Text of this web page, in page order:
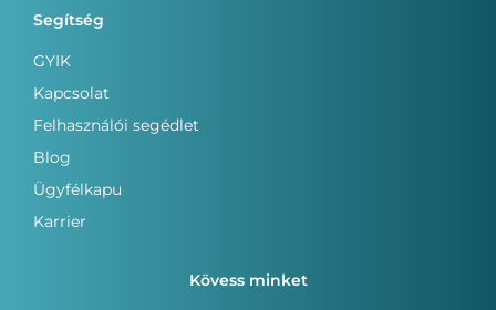
Segítség
GYIK
Kapcsolat
Felhasználói segédlet
Blog
Ügyfélkapu
Karrier
Kövess minket